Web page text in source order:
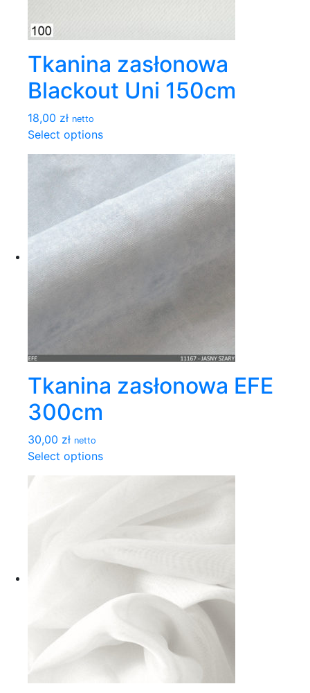
Tkanina zasłonowa
Blackout Uni 150cm
18,00 zł netto
Select options
Tkanina zasłonowa EFE
300cm
30,00 zł netto
Select options